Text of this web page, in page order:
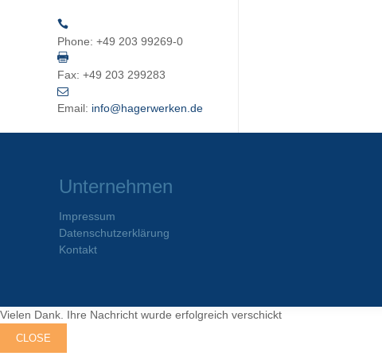
Phone: +49 203 99269-0
Fax: +49 203 299283
Email: info@hagerwerken.de
Unternehmen
Impressum
Datenschutzerklärung
Kontakt
Vielen Dank. Ihre Nachricht wurde erfolgreich verschickt
CLOSE